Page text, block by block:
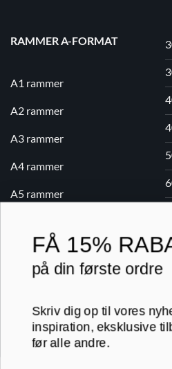
RAMMER A-FORMAT
A1 rammer
A2 rammer
A3 rammer
A4 rammer
A5 rammer
Printogrammer.dk · Navervej 21 ·
(+45) 8844 1630 ·
© 2026
FÅ 15%
på din første ordre
Skriv dig op til vores
inspiration, eksklusive
før alle andre.